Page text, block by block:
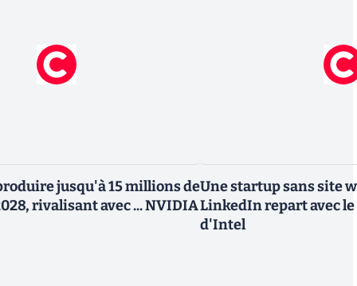
jusqu'à 15 millions de
rivalisant avec ... NVIDIA
Une startup sans site
LinkedIn repart avec le
d'Intel